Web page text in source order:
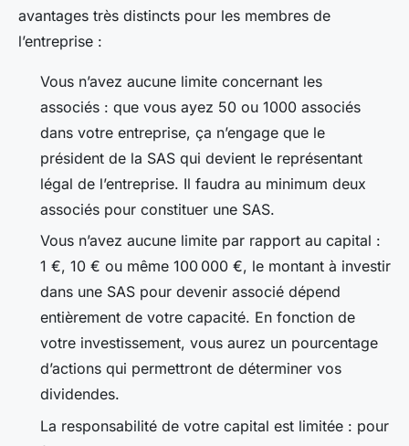
avantages très distincts pour les membres de
l’entreprise :
Vous n’avez aucune limite concernant les
associés : que vous ayez 50 ou 1000 associés
dans votre entreprise, ça n’engage que le
président de la SAS qui devient le représentant
légal de l’entreprise. Il faudra au minimum deux
associés pour constituer une SAS.
Vous n’avez aucune limite par rapport au capital :
1 €, 10 € ou même 100 000 €, le montant à investir
dans une SAS pour devenir associé dépend
entièrement de votre capacité. En fonction de
votre investissement, vous aurez un pourcentage
d’actions qui permettront de déterminer vos
dividendes.
La responsabilité de votre capital est limitée : pour